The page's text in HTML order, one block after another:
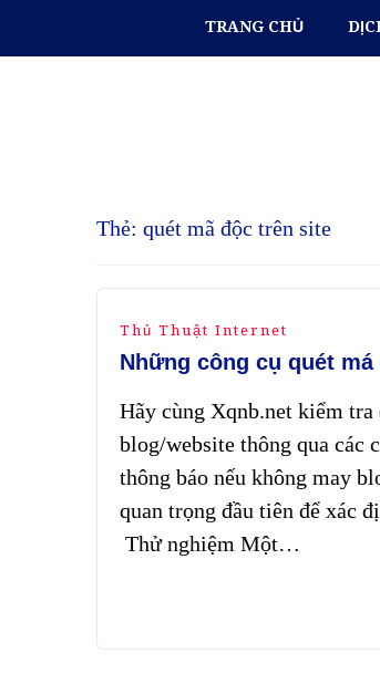
TRANG CHỦ
Thẻ: quét mã độc trên site
Thủ Thuật Internet
Những công cụ quét
Hãy cùng Xqnb.net kiểm
blog/website thông qua các
thông báo nếu không may
quan trọng đầu tiên để xác
Thử nghiệm Một…